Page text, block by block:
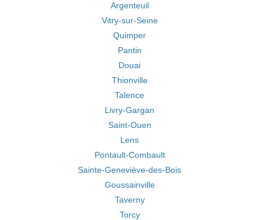
Argenteuil
Vitry-sur-Seine
Quimper
Pantin
Douai
Thionville
Talence
Livry-Gargan
Saint-Ouen
Lens
Pontault-Combault
Sainte-Geneviève-des-Bois
Goussainville
Taverny
Torcy